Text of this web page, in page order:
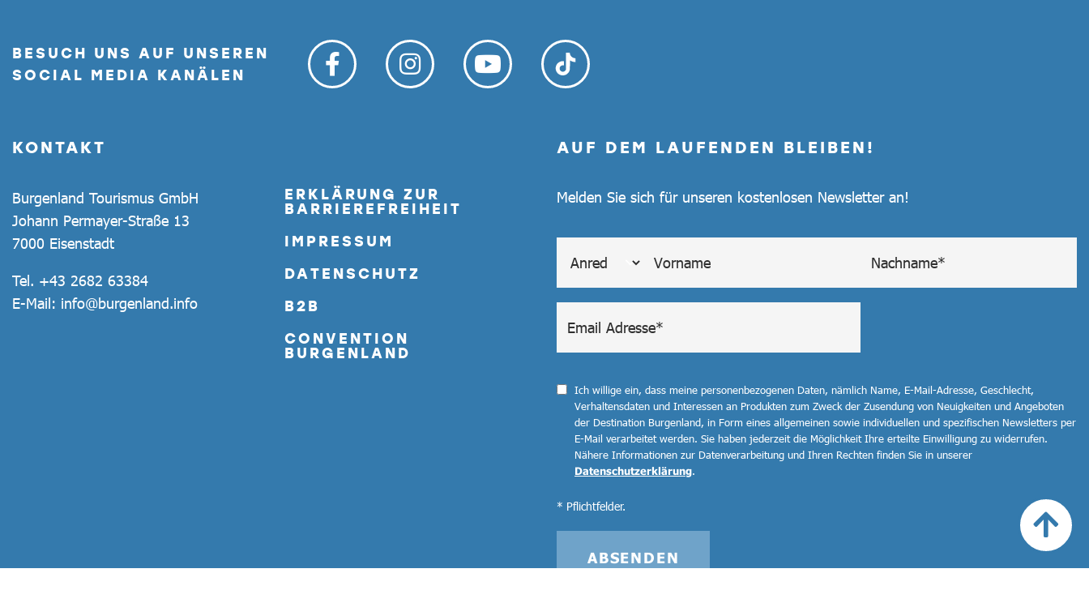
BESUCH UNS AUF UNSEREN
SOCIAL MEDIA KANÄLEN
KONTAKT
Burgenland Tourismus GmbH
Johann Permayer-Straße 13
7000 Eisenstadt
Tel. +43 2682 63384
E-Mail: info@burgenland.info
ERKLÄRUNG ZUR
BARRIEREFREIHEIT
IMPRESSUM
DATENSCHUTZ
B2B
CONVENTION
BURGENLAND
AUF DEM LAUFENDEN BLEIBEN!
Melden Sie sich für unseren kostenlosen Newsletter an!
Ich willige ein, dass meine personenbezogenen Daten, nämlich Name, E-Mail-Adresse, Geschlecht,
Verhaltensdaten und Interessen an Produkten zum Zweck der Zusendung von Neuigkeiten und Angeboten
der Destination Burgenland, in Form eines allgemeinen sowie individuellen und spezifischen Newsletters per
E-Mail verarbeitet werden. Sie haben jederzeit die Möglichkeit Ihre erteilte Einwilligung zu widerrufen.
Nähere Informationen zur Datenverarbeitung und Ihren Rechten finden Sie in unserer
Datenschutzerklärung.
* Pflichtfelder.
ABSENDEN